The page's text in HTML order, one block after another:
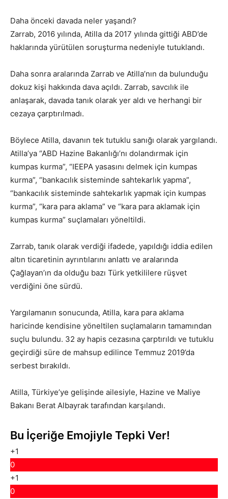
Daha önceki davada neler yaşandı?
Zarrab, 2016 yılında, Atilla da 2017 yılında gittiği ABD’de
haklarında yürütülen soruşturma nedeniyle tutuklandı.
Daha sonra aralarında Zarrab ve Atilla’nın da bulunduğu
dokuz kişi hakkında dava açıldı. Zarrab, savcılık ile
anlaşarak, davada tanık olarak yer aldı ve herhangi bir
cezaya çarptırılmadı.
Böylece Atilla, davanın tek tutuklu sanığı olarak yargılandı.
Atilla’ya “ABD Hazine Bakanlığı’nı dolandırmak için
kumpas kurma”, “IEEPA yasasını delmek için kumpas
kurma”, “bankacılık sisteminde sahtekarlık yapma”,
“bankacılık sisteminde sahtekarlık yapmak için kumpas
kurma”, “kara para aklama” ve “kara para aklamak için
kumpas kurma” suçlamaları yöneltildi.
Zarrab, tanık olarak verdiği ifadede, yapıldığı iddia edilen
altın ticaretinin ayrıntılarını anlattı ve aralarında
Çağlayan’ın da olduğu bazı Türk yetkililere rüşvet
verdiğini öne sürdü.
Yargılamanın sonucunda, Atilla, kara para aklama
haricinde kendisine yöneltilen suçlamaların tamamından
suçlu bulundu. 32 ay hapis cezasına çarptırıldı ve tutuklu
geçirdiği süre de mahsup edilince Temmuz 2019’da
serbest bırakıldı.
Atilla, Türkiye’ye gelişinde ailesiyle, Hazine ve Maliye
Bakanı Berat Albayrak tarafından karşılandı.
Bu İçeriğe Emojiyle Tepki Ver!
+1
0
+1
0